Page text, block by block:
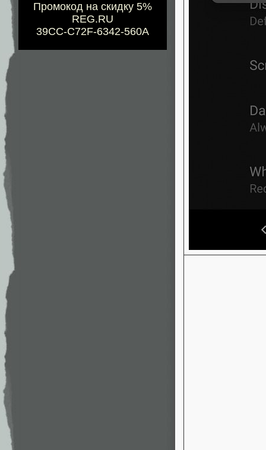
Промокод на скидку 5%
REG.RU
39CC-C72F-6342-560A